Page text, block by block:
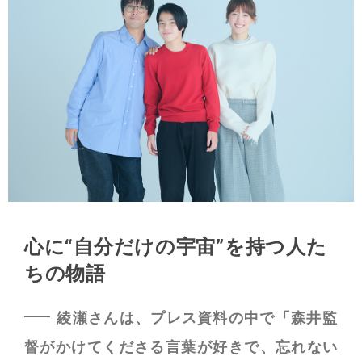
心に“自分だけの宇宙”を持つ人た
ちの物語
綾瀬さんは、プレス資料の中で「森井監
督がかけてくださる言葉が好きで、忘れない